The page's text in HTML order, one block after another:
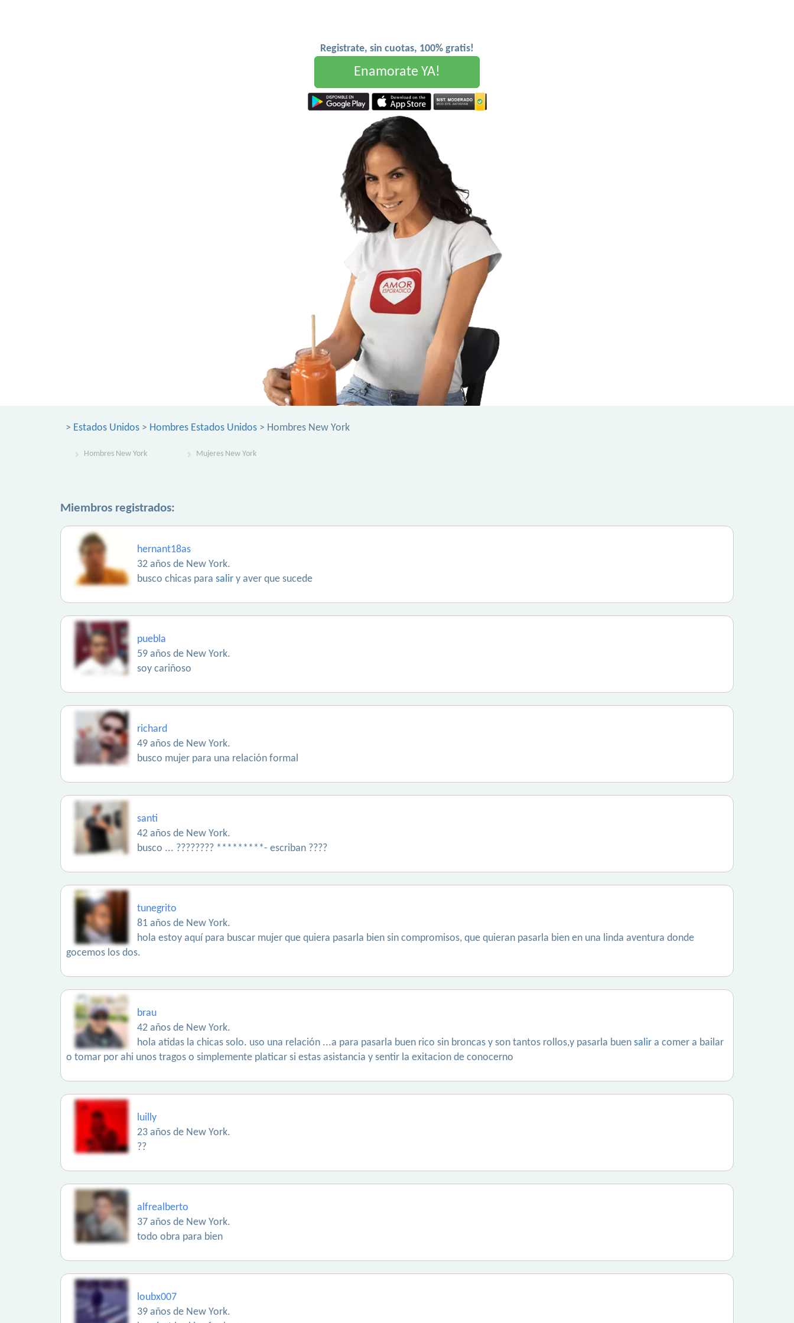
Registrate, sin cuotas, 100% gratis!
Enamorate YA!
> Estados Unidos > Hombres Estados Unidos > Hombres New York
Hombres New York Mujeres New York
Miembros registrados:
hernant18as
32 años de New York.
busco chicas para salir y aver que sucede
puebla
59 años de New York.
soy cariñoso
richard
49 años de New York.
busco mujer para una relación formal
santi
42 años de New York.
busco ... ???????? *********- escriban ????
tunegrito
81 años de New York.
hola estoy aquí para buscar mujer que quiera pasarla bien sin compromisos, que quieran pasarla bien en una linda aventura donde
gocemos los dos.
brau
42 años de New York.
hola atidas la chicas solo. uso una relación ...a para pasarla buen rico sin broncas y son tantos rollos,y pasarla buen salir a comer a bailar
o tomar por ahi unos tragos o simplemente platicar si estas asistancia y sentir la exitacion de conocerno
luilly
23 años de New York.
??
alfrealberto
37 años de New York.
todo obra para bien
loubx007
39 años de New York.